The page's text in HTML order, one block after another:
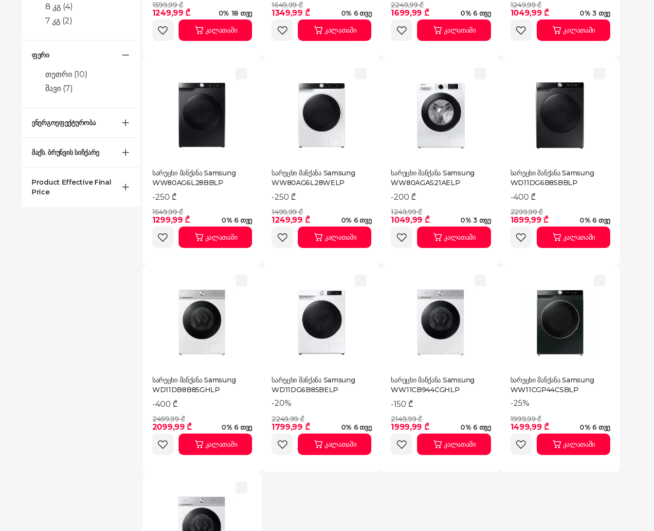
8 კგ (4)
7 კგ (2)
ფერი
თეთრი (10)
შავი (7)
ენერგოეფექტურობა
მაქს. ბრუნვის სიჩქარე
Product Effective Final
Price
1599,99 ₾
1249,99 ₾
0% 18 თვე
კალათაში
1649,99 ₾
1349,99 ₾
0% 6 თვე
კალათაში
2249,99 ₾
1699,99 ₾
0% 6 თვე
კალათაში
1249,99 ₾
1049,99 ₾
0% 3 თვე
კალათაში
სარეცხი მანქანა Samsung
WW80AG6L28BBLP
-250 ₾
1549,99 ₾
1299,99 ₾
0% 6 თვე
კალათაში
სარეცხი მანქანა Samsung
WW80AG6L28WELP
-250 ₾
1499,99 ₾
1249,99 ₾
0% 6 თვე
კალათაში
სარეცხი მანქანა Samsung
WW80AGAS21AELP
-200 ₾
1249,99 ₾
1049,99 ₾
0% 3 თვე
კალათაში
სარეცხი მანქანა Samsung
WD11DG6B85BBLP
-400 ₾
2299,99 ₾
1899,99 ₾
0% 6 თვე
კალათაში
სარეცხი მანქანა Samsung
WD11DB8B85GHLP
-400 ₾
2499,99 ₾
2099,99 ₾
0% 6 თვე
კალათაში
სარეცხი მანქანა Samsung
WD11DG6B85BELP
-20%
2249,99 ₾
1799,99 ₾
0% 6 თვე
კალათაში
სარეცხი მანქანა Samsung
WW11CB944CGHLP
-150 ₾
2149,99 ₾
1999,99 ₾
0% 6 თვე
კალათაში
სარეცხი მანქანა Samsung
WW11CGP44CSBLP
-25%
1999,99 ₾
1499,99 ₾
0% 6 თვე
კალათაში